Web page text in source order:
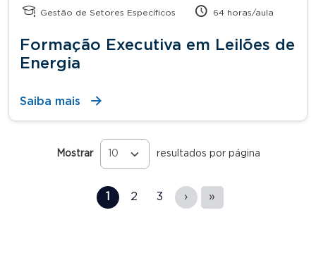
Gestão de Setores Específicos 64 horas/aula
Formação Executiva em Leilões de
Energia
Saiba mais
Mostrar resultados por página
1 2 3 › »